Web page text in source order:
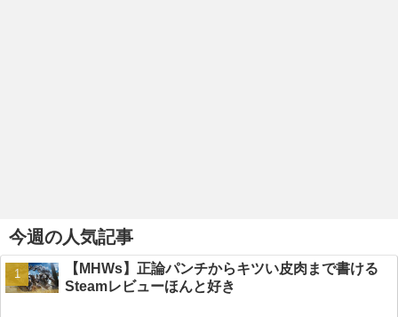
今週の人気記事
【MHWs】正論パンチからキツい皮肉まで書ける
Steamレビューほんと好き